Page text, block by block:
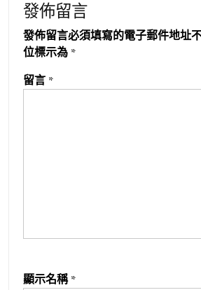
發佈留言
發佈留言必須填寫的電子郵件地址
位標示為 *
留言 *
顯示名稱 *